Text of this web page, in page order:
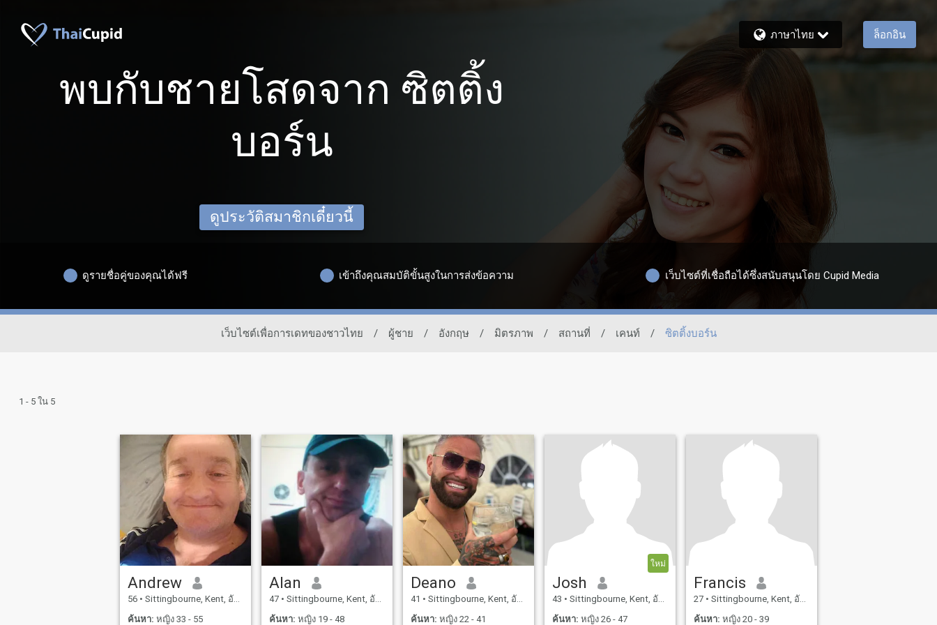
ภาษาไทย ล็อกอิน
พบกับชายโสดจาก ซิตติ้ง
บอร์น
ดูประวัติสมาชิกเดี๋ยวนี้
ดูรายชื่อคู่ของคุณได้ฟรี เข้าถึงคุณสมบัติขั้นสูงในการส่งข้อความ เว็บไซต์ที่เชื่อถือได้ซึ่งสนับสนุนโดย Cupid Media
เว็บไซต์เพื่อการเดทของชาวไทย / ผู้ชาย / อังกฤษ / มิตรภาพ / สถานที่ / เคนท์ / ซิตติ้งบอร์น
1 - 5 ใน 5
Andrew
56 • Sittingbourne, Kent, อังกฤษ
ค้นหา: หญิง 33 - 55
Alan
47 • Sittingbourne, Kent, อังกฤษ
ค้นหา: หญิง 19 - 48
Deano
41 • Sittingbourne, Kent, อังกฤษ
ค้นหา: หญิง 22 - 41
ใหม่
Josh
43 • Sittingbourne, Kent, อังกฤษ
ค้นหา: หญิง 26 - 47
Francis
27 • Sittingbourne, Kent, อังกฤษ
ค้นหา: หญิง 20 - 39